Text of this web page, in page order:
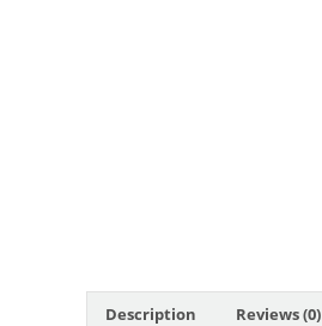
Description Reviews (0)